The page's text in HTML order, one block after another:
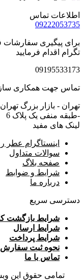
اطلاعات تماس
09222053735
برای پیگیری سفارشات
تگرام اقدام فرمایید
09195533173
تماس جهت همکاری
تهران - بازار بزرگ
-طبقه منفی یک پلاک 6
لینک های مفید
اینستاگرام عطر
سوالات متداول
صفحه بلاگ
شرایط و ضوابط
درباره ما
دسترسی سریع
شرایط بازگشت
شرایط ارسال
شرایط پرداخت
نحوه ثبت سفارش
تماس با ما
تمامی حقوق این